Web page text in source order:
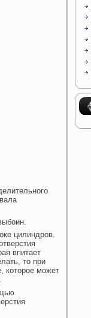
цилиндров.
впитает
то при
которое может